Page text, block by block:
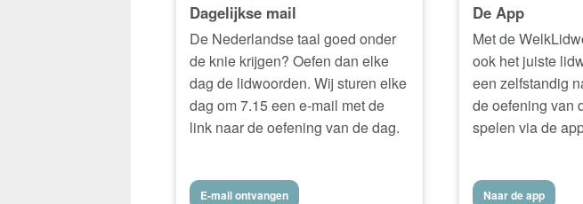
Dagelijkse mail
De Nederlandse taal goed onder
de knie krijgen? Oefen dan elke
dag de lidwoorden. Wij sturen elke
dag om 7.15 een e-mail met de
link naar de oefening van de dag.
E-mail ontvangen
De App
Met de
ook het juiste
een zelfstandig
de oefening van
spelen via de
Naar de app